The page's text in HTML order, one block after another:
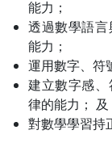
能力；
透過數學語
能力；
運用數字、符
建立數字感、
律的能力； 及
對數學學習持